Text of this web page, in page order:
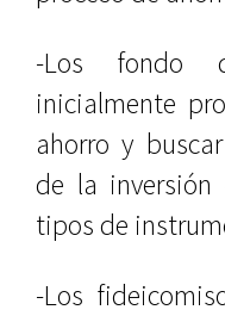
-Los fondo
inicialmente
ahorro y
de la inversión
tipos de
-Los